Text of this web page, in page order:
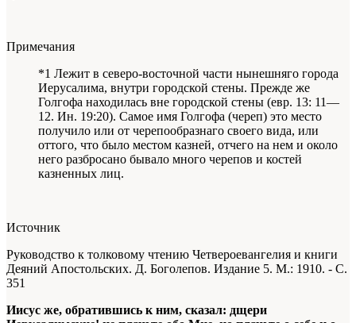
Примечания
*1 Лежит в северо-восточной части нынешняго города
Иерусалима, внутри городской стены. Прежде же
Голгофа находилась вне городской стены (евр. 13: 11—
12. Ин. 19:20). Самое имя Голгофа (череп) это место
получило или от черепообразнаго своего вида, или
оттого, что было местом казней, отчего на нем и около
него разбросано бывало много черепов и костей
казненных лиц.
Источник
Руководство к толковому чтению Четвероевангелия и книги
Деяний Апостольских. Д. Боголепов. Издание 5. М.: 1910. - С.
351
Иисус же, обратившись к ним, сказал: дщери